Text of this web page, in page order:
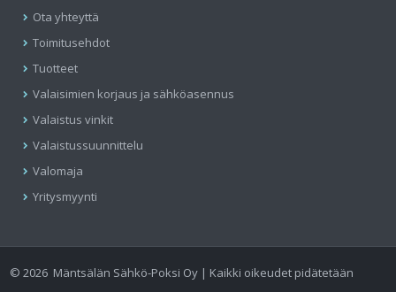
Ota yhteyttä
Toimitusehdot
Tuotteet
Valaisimien korjaus ja sähköasennus
Valaistus vinkit
Valaistussuunnittelu
Valomaja
Yritysmyynti
©2026 Mäntsälän Sähkö-Poksi Oy | Kaikki oikeudet pidätetään